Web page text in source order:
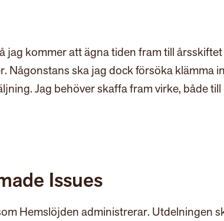
jag kommer att ägna tiden fram till årsskiftet
ska jag dock försöka klämma
Jag behöver skaffa fram virke, både till
Issues
Hemslöjden administrerar. Utdelningen